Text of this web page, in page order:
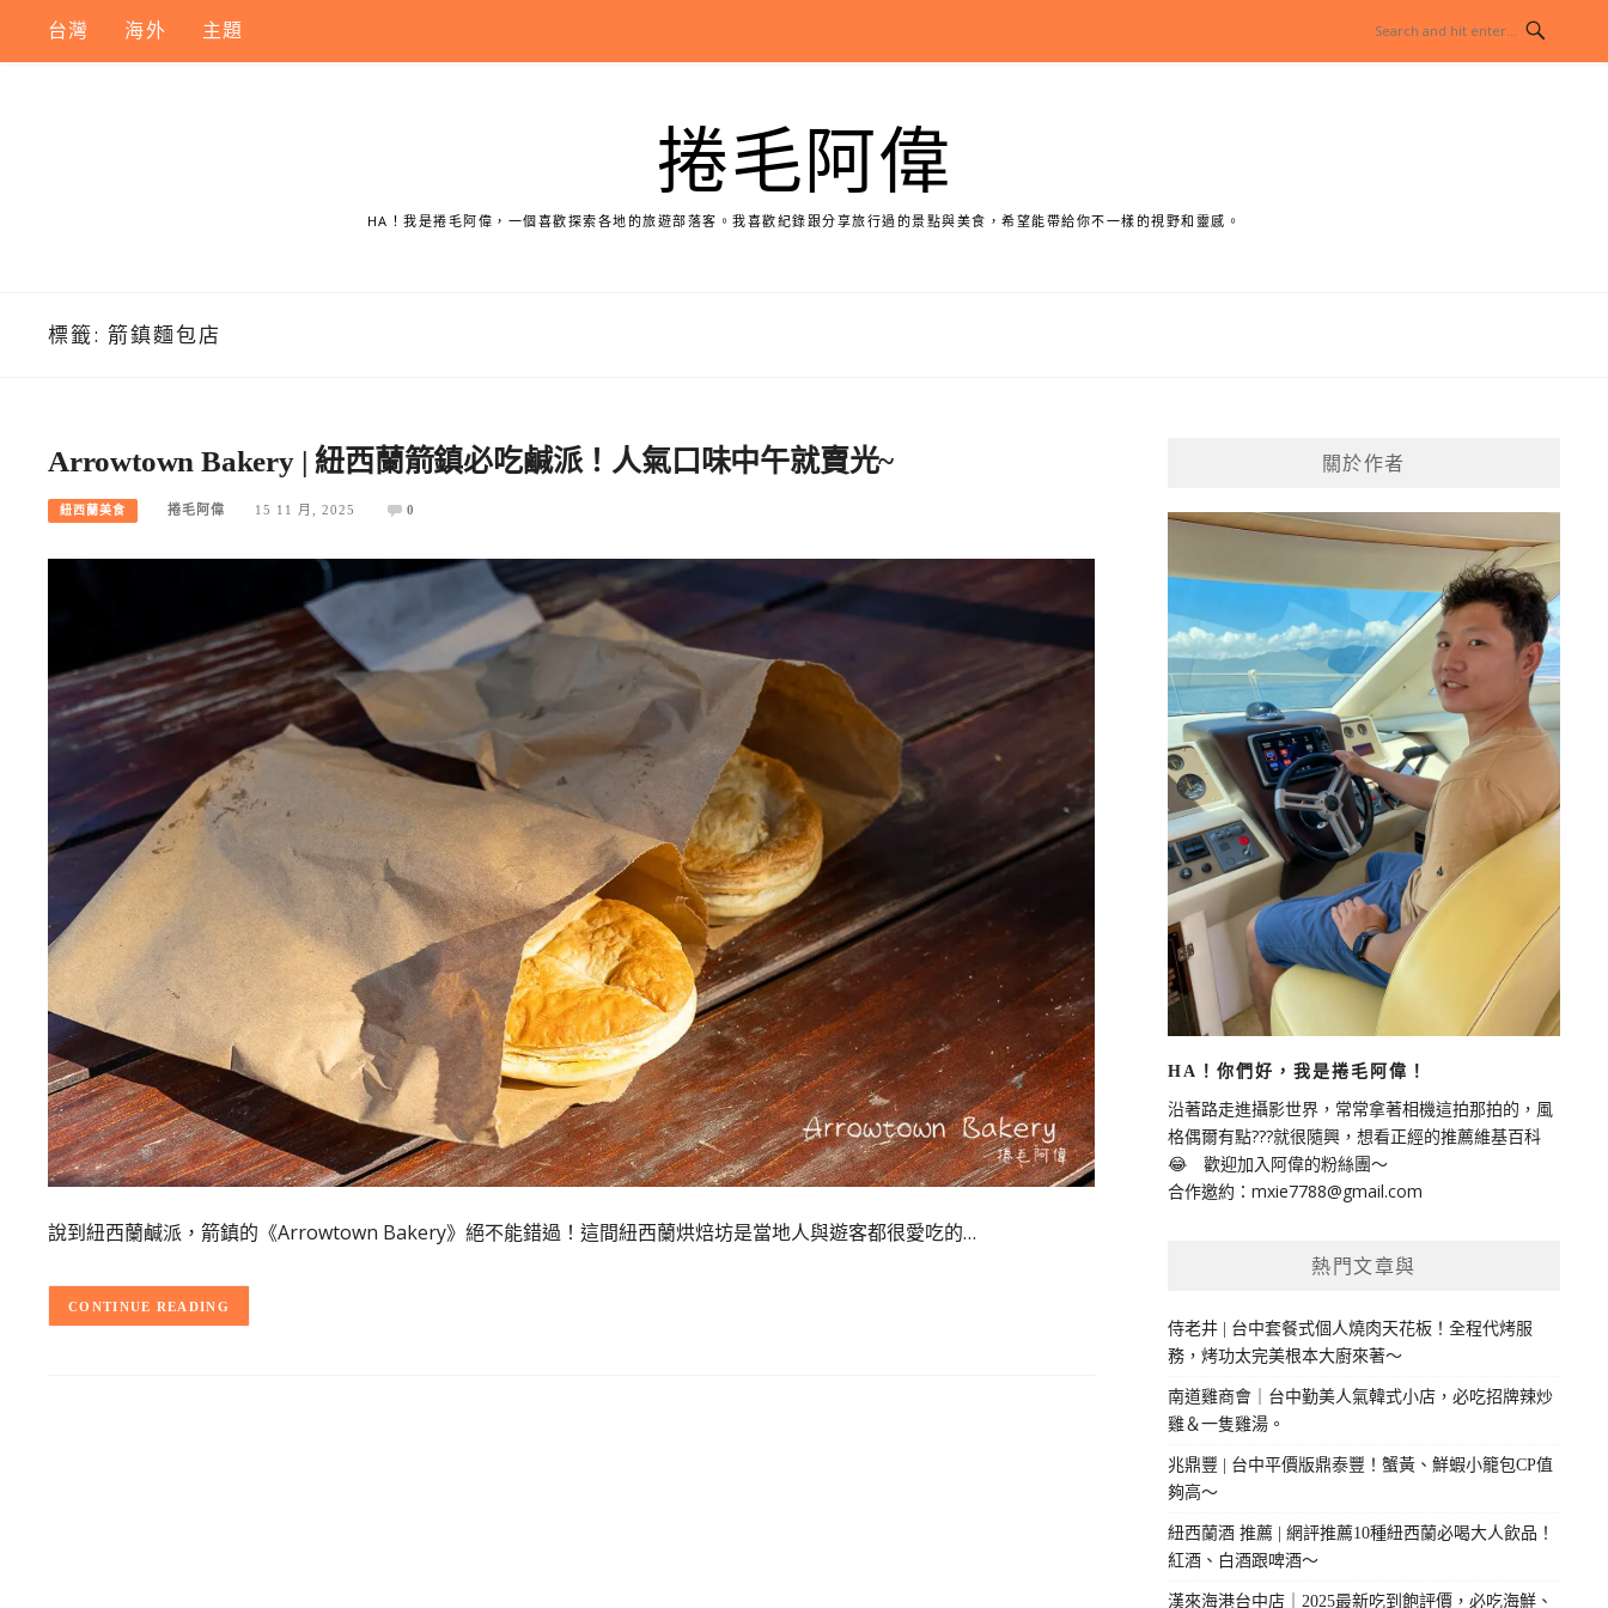
content
台灣 海外 主題
捲毛阿偉
HA！我是捲毛阿偉，一個喜歡探索各地的旅遊部落客。我喜歡紀錄跟分享旅行過的景點與美食，希望能帶給你不一樣的視野和靈感。
標籤: 箭鎮麵包店
Arrowtown Bakery | 紐西蘭箭鎮必吃鹹派！人氣口味中午就賣光~
紐西蘭美食 捲毛阿偉 15 11 月, 2025 0
說到紐西蘭鹹派，箭鎮的《Arrowtown Bakery》絕不能錯過！這間紐西蘭烘焙坊是當地人與遊客都很愛吃的…
CONTINUE READING
關於作者
HA！你們好，我是捲毛阿偉！
沿著路走進攝影世界，常常拿著相機這拍那拍的，風
格偶爾有點???就很隨興，想看正經的推薦維基百科
😂 歡迎加入阿偉的粉絲團～
合作邀約： mxie7788@gmail.com
熱門文章與
侍老井 | 台中套餐式個人燒肉天花板！全程代烤服
務，烤功太完美根本大廚來著～
南道雞商會｜台中勤美人氣韓式小店，必吃招牌辣炒
雞＆一隻雞湯。
兆鼎豐 | 台中平價版鼎泰豐！蟹黃、鮮蝦小籠包CP值
夠高～
紐西蘭酒 推薦 | 網評推薦10種紐西蘭必喝大人飲品！
紅酒、白酒跟啤酒～
漢來海港台中店｜2025最新吃到飽評價，必吃海鮮、